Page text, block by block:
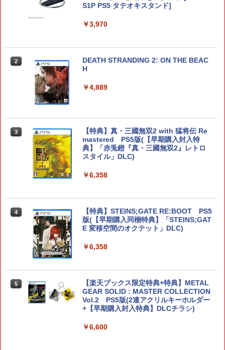
LC】発売記念グッズ付きスタートダッシ
ぽこ あ ポケモン
￥7,880
【楽天ブックス限定特典】ドンキーコン
グ バナンザ(「スーパーマリオ」ステッ
カー2種)
￥7,902
4
【レビュー特典あり】switch2専用ケー
ス グラデーションカラー/13色展開 スイ
ッチ2モデル用 スリムケース ぴったり収
グケース 全面保護型 ゲームカード12枚
￥1,980
[Switch 2] PRAGMATA（ダウンロード
S1P PS5 タテオキスタンド]
￥3,970
2
DEATH STRANDING 2: ON THE BEAC
H
￥4,889
3
【特典】真・三國無双2 with 猛将伝 Re
mastered PS5版(【早期購入封入特
典】「赤兎鐙『真・三國無双2』レトロ
スタイル」DLC)
￥6,358
4
【特典】STEINS;GATE RE:BOOT PS5
版(【早期購入同梱特典】「STEINS;GAT
E 変移空間のオクテット」DLC)
￥6,358
5
【楽天ブックス限定特典+特典】METAL
GEAR SOLID : MASTER COLLECTION
Vol.2 PS5版(2連アクリルキーホルダー
+【早期購入封入特典】DLCチラシ)
￥6,600